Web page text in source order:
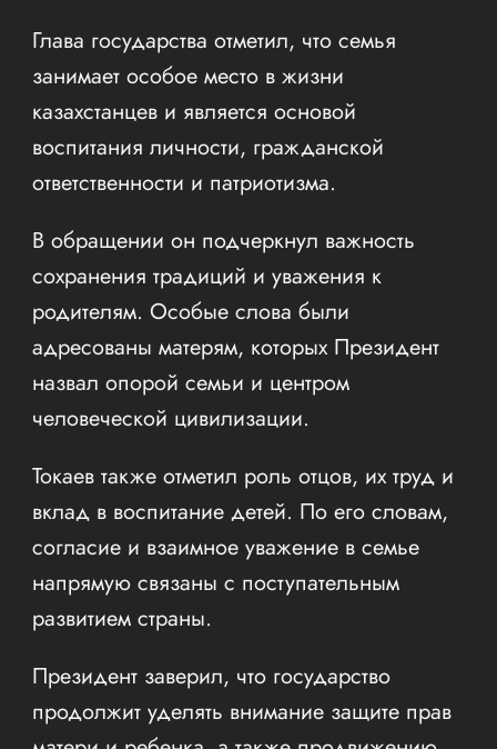
Глава государства отметил, что семья
занимает особое место в жизни
казахстанцев и является основой
воспитания личности, гражданской
ответственности и патриотизма.
В обращении он подчеркнул важность
сохранения традиций и уважения к
родителям. Особые слова были
адресованы матерям, которых Президент
назвал опорой семьи и центром
человеческой цивилизации.
Токаев также отметил роль отцов, их труд и
вклад в воспитание детей. По его словам,
согласие и взаимное уважение в семье
напрямую связаны с поступательным
развитием страны.
Президент заверил, что государство
продолжит уделять внимание защите прав